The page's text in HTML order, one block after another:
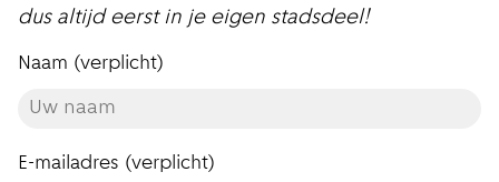
dus altijd eerst in je eigen stadsdeel!
Naam (verplicht)
E-mailadres (verplicht)